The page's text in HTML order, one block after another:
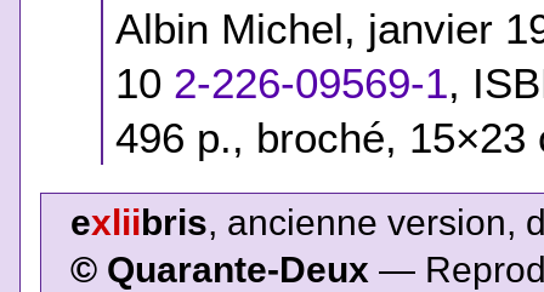
Albin Michel, janvier
10 2-226-09569-1,
496 p., broché, 15×23
exlii bris, ancienne version,
© Quarante-Deux —